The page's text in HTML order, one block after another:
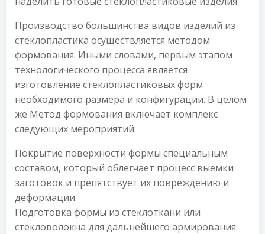
Производство большинства видов изделий из
стеклопластика осуществляется методом
формования. Иными словами, первым этапом
технологического процесса является
изготовление стеклопластиковых форм
необходимого размера и конфигурации. В целом
же Метод формования включает комплекс
следующих мероприятий:
Покрытие поверхности формы специальным
составом, который облегчает процесс выемки
заготовок и препятствует их повреждению и
деформации.
Подготовка формы из стеклоткани или
стекловолокна для дальнейшего армирования